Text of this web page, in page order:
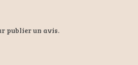
publier un avis.